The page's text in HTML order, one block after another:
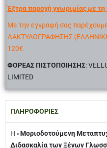
Έξτρα παροχή γνωριμίας με τη
Με την εγγραφή σας
ΔΑΚΤΥΛΟΓΡΑΦΗΣΗΣ
120€
ΦΟΡΕΑΣ ΠΙΣΤΟΠΟΙΗΣΗΣ:
LIMITED
ΠΛΗΡΟΦΟΡΙΕΣ
Η «Μοριοδοτούμενη
Διδασκαλία των Ξένων